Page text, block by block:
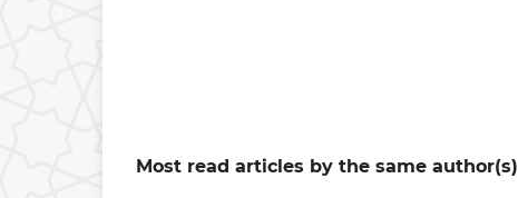
Most read articles by the same author(s)